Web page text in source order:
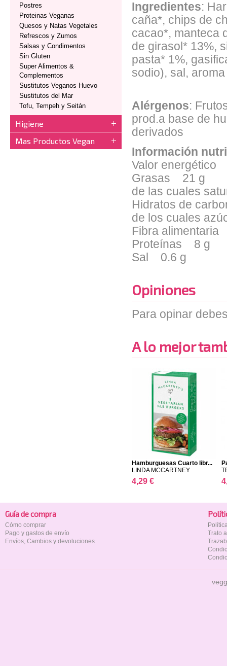
Postres
Proteinas Veganas
Quesos y Natas Vegetales
Refrescos y Zumos
Salsas y Condimentos
Sin Gluten
Super Alimentos &
Complementos
Sustitutos Veganos Huevo
Sustitutos del Mar
Tofu, Tempeh y Seitán
Higiene
Mas Productos Vegan
Ingredientes:
caña*, chips de
cacao*, manteca
de girasol* 13%,
pasta* 1%,
sodio), sal,
Alérgenos:
prod.a base de
derivados
Información
Valor energético
Grasas 21 g
de las cuales
Hidratos de
de los cuales
Fibra
Proteínas 8 g
Sal 0.6 g
Opiniones
Para opinar
A lo mejor
Hamburguesas Cuarto libr...
LINDA MCCARTNEY
4,29 €
Guía de compra
Cómo comprar
Pago y gastos de envío
Envíos, Cambios y devoluciones
Trato